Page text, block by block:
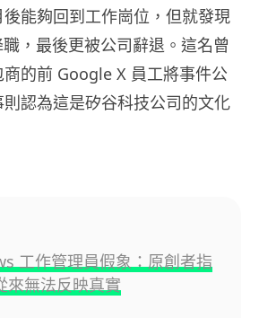
能夠回到工作崗位，但就發現
，最後更被公司辭退。這名曾
的前 Google X 員工將事件公
認為這是矽谷科技公司的文化
工作管理員假象：原創者指
來無法反映真實